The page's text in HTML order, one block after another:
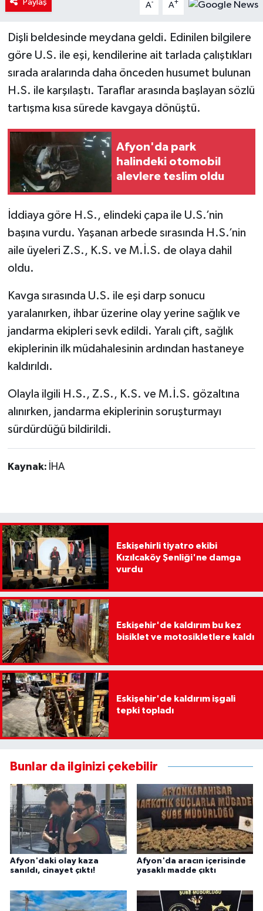
Paylaş A- A+
Dişli beldesinde meydana geldi. Edinilen bilgilere
göre U.S. ile eşi, kendilerine ait tarlada çalıştıkları
sırada aralarında daha önceden husumet bulunan
H.S. ile karşılaştı. Taraflar arasında başlayan sözlü
tartışma kısa sürede kavgaya dönüştü.
Afyon'da park
halindeki otomobil
alevlere teslim oldu
İddiaya göre H.S., elindeki çapa ile U.S.’nin
başına vurdu. Yaşanan arbede sırasında H.S.’nin
aile üyeleri Z.S., K.S. ve M.İ.S. de olaya dahil
oldu.
Kavga sırasında U.S. ile eşi darp sonucu
yaralanırken, ihbar üzerine olay yerine sağlık ve
jandarma ekipleri sevk edildi. Yaralı çift, sağlık
ekiplerinin ilk müdahalesinin ardından hastaneye
kaldırıldı.
Olayla ilgili H.S., Z.S., K.S. ve M.İ.S. gözaltına
alınırken, jandarma ekiplerinin soruşturmayı
sürdürdüğü bildirildi.
Kaynak: İHA
Eskişehirli tiyatro ekibi
Kızılcaköy Şenliği'ne damga
vurdu
Eskişehir'de kaldırım bu kez
bisiklet ve motosikletlere kaldı
Eskişehir'de kaldırım işgali
tepki topladı
Bunlar da ilginizi çekebilir
Afyon'daki olay kaza
sanıldı, cinayet çıktı!
Afyon'da aracın içerisinde
yasaklı madde çıktı